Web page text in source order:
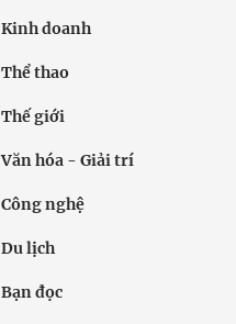
Kinh doanh
Thể thao
Thế giới
Văn hóa - Giải trí
Công nghệ
Du lịch
Bạn đọc